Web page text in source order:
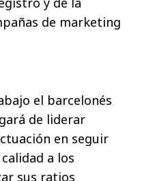
de marketing
el barcelonés
de liderar
en seguir
a los
sus ratios